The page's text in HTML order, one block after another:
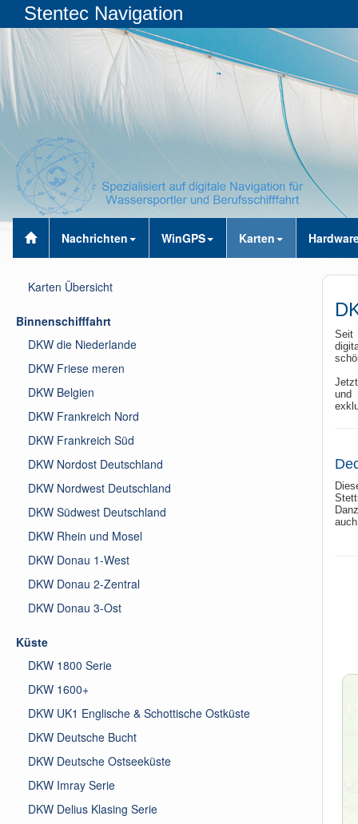
Stentec Navigation
Nachrichten WinGPS Karten
Seit
und
Karten Übersicht
Binnenschifffahrt
DKW die Niederlande
DKW Friese meren
DKW Belgien
DKW Frankreich Nord
DKW Frankreich Süd
DKW Nordost Deutschland
DKW Nordwest Deutschland
DKW Südwest Deutschland
DKW Rhein und Mosel
DKW Donau 1-West
DKW Donau 2-Zentral
DKW Donau 3-Ost
Küste
DKW 1800 Serie
DKW 1600+
DKW UK1 Englische & Schottische Ostküste
DKW Deutsche Bucht
DKW Deutsche Ostseeküste
DKW Imray Serie
DKW Delius Klasing Serie